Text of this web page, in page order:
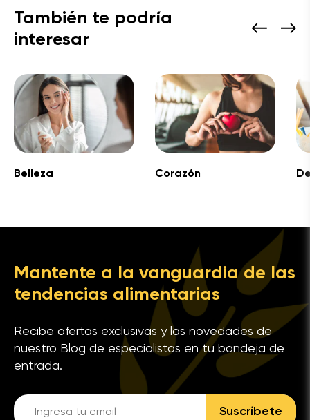
También te podría
interesar
Belleza Corazón
Mantente a la vanguardia de las
tendencias alimentarias
Recibe ofertas exclusivas y las novedades de
nuestro Blog de especialistas en tu bandeja de
entrada.
Suscríbete